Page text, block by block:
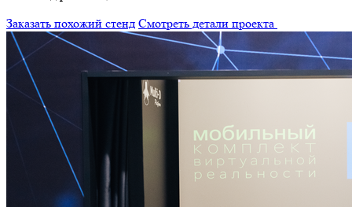
Заказать похожий стенд Смотреть детали проекта